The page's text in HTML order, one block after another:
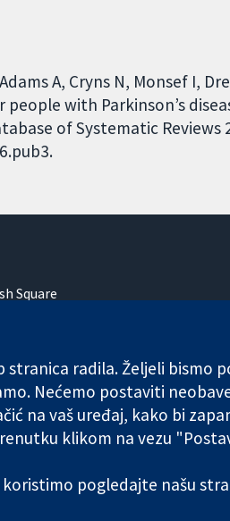
A, Cryns N, Monsef I,
people with Parkinson’s
of Systematic Reviews
Square
(no. 03044323) registered in
Uvjeti korištenja
stranica radila. Željeli bismo
Nećemo postaviti
na vaš uređaj, kako bi
klikom na vezu
pogledajte našu